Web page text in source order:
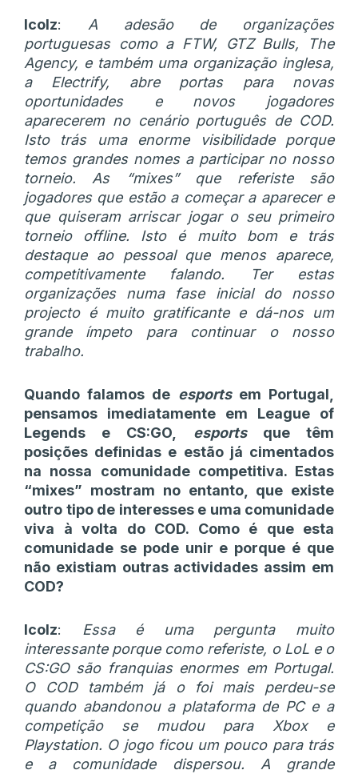
Icolz: A adesão de organizações
portuguesas como a FTW, GTZ Bulls, The
Agency, e também uma organização inglesa,
a Electrify, abre portas para novas
oportunidades e novos jogadores
aparecerem no cenário português de COD.
Isto trás uma enorme visibilidade porque
temos grandes nomes a participar no nosso
torneio. As “mixes” que referiste são
jogadores que estão a começar a aparecer e
que quiseram arriscar jogar o seu primeiro
torneio offline. Isto é muito bom e trás
destaque ao pessoal que menos aparece,
competitivamente falando. Ter estas
organizações numa fase inicial do nosso
projecto é muito gratificante e dá-nos um
grande ímpeto para continuar o nosso
trabalho.
Quando falamos de esportsem Portugal,
pensamos imediatamente em League of
Legends e CS:GO, esportsque têm
posições definidas e estão já cimentados
na nossa comunidade competitiva. Estas
“mixes” mostram no entanto, que existe
outro tipo de interesses e uma comunidade
viva à volta do COD. Como é que esta
comunidade se pode unir e porque é que
não existiam outras actividades assim em
COD?
Icolz: Essa é uma pergunta muito
interessante porque como referiste, o LoL e o
CS:GO são franquias enormes em Portugal.
O COD também já o foi mais perdeu-se
quando abandonou a plataforma de PC e a
competição se mudou para Xbox e
Playstation. O jogo ficou um pouco para trás
e a comunidade dispersou. A grande